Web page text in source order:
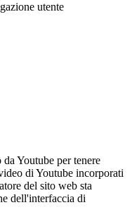
utente
Youtube per tenere
di Youtube incorporati
del sito web sta
dell'interfaccia di